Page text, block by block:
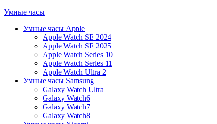
Умные часы
Умные часы Apple
Apple Watch SE 2024
Apple Watch SE 2025
Apple Watch Series 10
Apple Watch Series 11
Apple Watch Ultra 2
Умные часы Samsung
Galaxy Watch Ultra
Galaxy Watch6
Galaxy Watch7
Galaxy Watch8